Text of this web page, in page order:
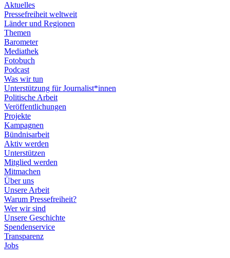
Aktuelles
Pressefreiheit weltweit
Länder und Regionen
Themen
Barometer
Mediathek
Fotobuch
Podcast
Was wir tun
Unterstützung für Journalist*innen
Politische Arbeit
Veröffentlichungen
Projekte
Kampagnen
Bündnisarbeit
Aktiv werden
Unterstützen
Mitglied werden
Mitmachen
Über uns
Unsere Arbeit
Warum Pressefreiheit?
Wer wir sind
Unsere Geschichte
Spendenservice
Transparenz
Jobs